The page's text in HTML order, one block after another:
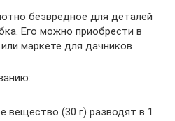
безвредное для деталей
Его можно приобрести в
маркете для дачников
вещество (30 г) разводят в 1